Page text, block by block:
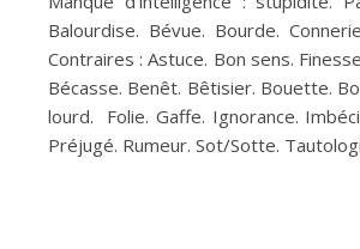
Balourdise. Bévue. Bourde.
Contraires : Astuce. Bon sens.
Bécasse. Benêt. Bêtisier. Bouette.
lourd. Folie. Gaffe. Ignorance.
Préjugé. Rumeur. Sot/Sotte.